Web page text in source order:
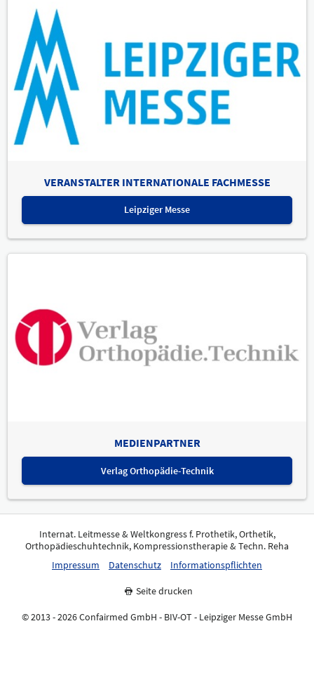
VERANSTALTER INTERNATIONALE FACHMESSE
Leipziger Messe
MEDIENPARTNER
Verlag Orthopädie-Technik
Internat. Leitmesse & Weltkongress f. Prothetik, Orthetik,
Orthopädieschuhtechnik, Kompressionstherapie & Techn. Reha
Impressum
Datenschutz Informationspflichten
Seite drucken
© 2013 - 2026 Confairmed GmbH - BIV-OT - Leipziger Messe GmbH